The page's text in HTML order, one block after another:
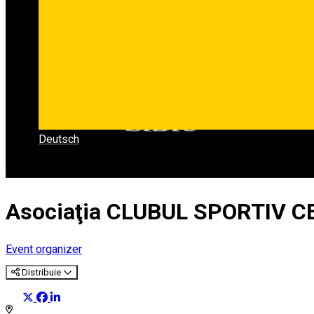
Deutsch
Asociaţia CLUBUL SPORTIV
Event organizer
Distribuie